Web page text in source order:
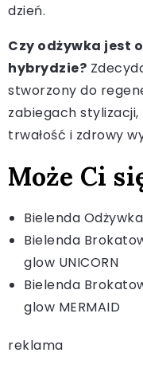
dzień.
Czy odżywka jest
hybrydzie?
stworzony do
zabiegach stylizacji,
trwałość i zdrowy
Może Ci
Bielenda
Bielenda
glow UNICORN
Bielenda
glow MERMAID
reklama